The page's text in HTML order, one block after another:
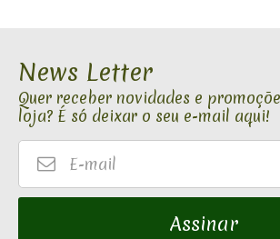
News Letter
Quer receber novidades e
loja? É só deixar o seu e-mail aqui!
E-
Assinar